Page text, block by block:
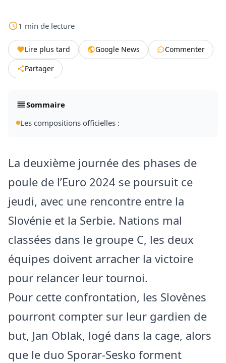
1 min de lecture
Lire plus tard Google News
Commenter
Partager
Sommaire
Les compositions officielles :
La deuxième journée des phases de
poule de l’Euro 2024 se poursuit ce
jeudi, avec une rencontre entre la
Slovénie et la Serbie. Nations mal
classées dans le groupe C, les deux
équipes doivent arracher la victoire
pour relancer leur tournoi.
Pour cette confrontation, les Slovènes
pourront compter sur leur gardien de
but, Jan Oblak, logé dans la cage, alors
que le duo Sporar-Sesko forment